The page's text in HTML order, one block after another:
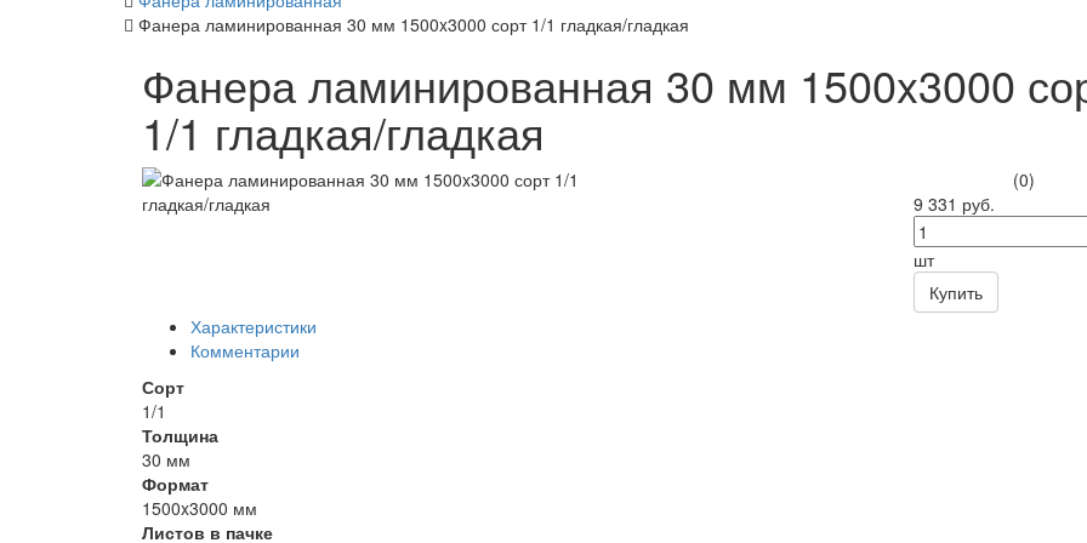
Фанера ламинированная 30 мм 1500x3000 сорт 1/1 гладкая/гладкая
Фанера ламинированная 30 мм 1500x3000
1/1 гладкая/гладкая
(0)
9 331 руб.
шт
Купить
Характеристики
Комментарии
Сорт
1/1
Толщина
30 мм
Формат
1500x3000 мм
Листов в пачке